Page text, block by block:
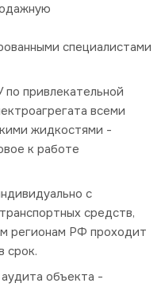
специалистами
привлекательной
всеми
жидкостями -
к работе
с
средств,
регионам РФ проходит
срок.
объекта -